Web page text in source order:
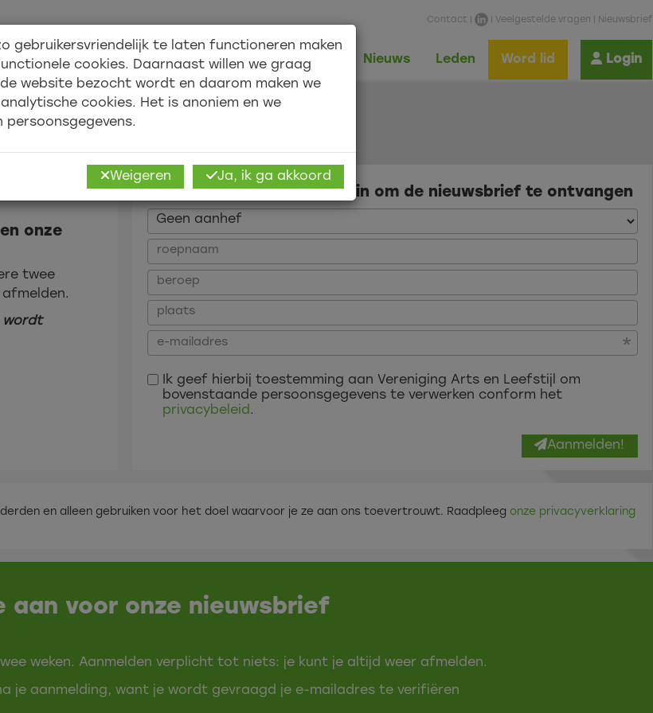
Contact | Veelgestelde vragen Nieuwsbrief
Over ons Academy Shop Nieuws Leden Word lid Login
onze
twee
wordt
Vul hieronder je gegevens in om de nieuwsbrief te ontvangen
Ik geef hierbij toestemming aan Vereniging Arts en Leefstijl om
bovenstaande persoonsgegevens te verwerken conform het
privacybeleid.
Aanmelden!
en alleen gebruiken voor het doel waarvoor je ze aan ons toevertrouwt. Raadpleeg onze privacyverklaring
aan voor onze nieuwsbrief
weken. Aanmelden verplicht tot niets: je kunt je altijd weer afmelden.
je aanmelding, want je wordt gevraagd je e-mailadres te verifiëren
gebruikersvriendelijk te laten functioneren maken
cookies. Daarnaast willen we graag
website bezocht wordt en daarom maken we
cookies. Het is anoniem en we
persoonsgegevens.
Weigeren Ja, ik ga akkoord